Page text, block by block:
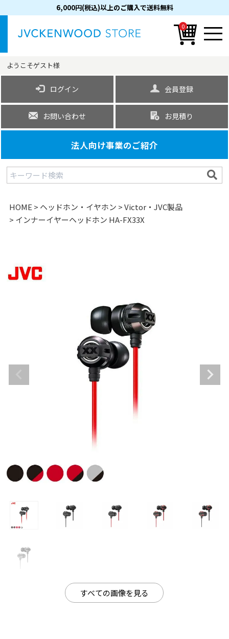
6,000円(税込)以上のご購入で送料無料
0
ようこそゲスト様
ログイン 会員登録
お問い合わせ お見積り
法人向け事業のご紹介
HOME ヘッドホン・イヤホン
Victor・JVC製品
インナーイヤーヘッドホン HA-FX33X
すべての画像を見る